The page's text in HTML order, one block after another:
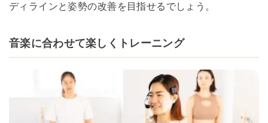
ディラインと姿勢の改善を目指せるでしょう。
音楽に合わせて楽しくトレーニング